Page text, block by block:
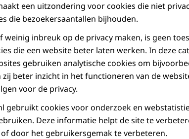
een uitzondering voor cookies die niet
die bezoekersaantallen bijhouden.
weinig inbreuk op de privacy maken, is geen
die een website beter laten werken. In deze
gebruiken analytische cookies om
beter inzicht in het functioneren van de
voor de privacy.
gebruikt cookies voor onderzoek en
Deze informatie helpt de site te
door het gebruikersgemak te verbeteren.